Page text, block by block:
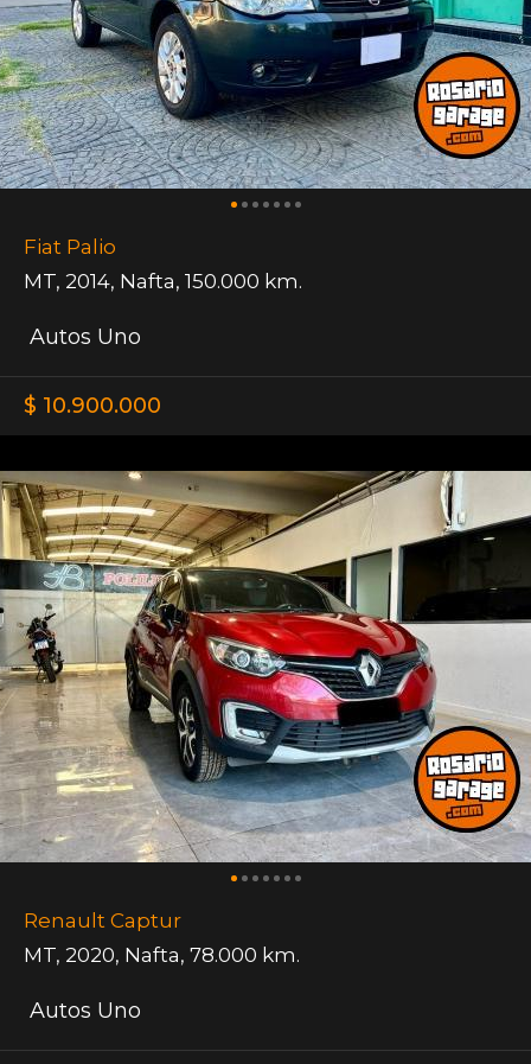
Fiat Palio
MT, 2014, Nafta, 150.000 km.
Autos Uno
$ 10.900.000
Renault Captur
MT, 2020, Nafta, 78.000 km.
Autos Uno